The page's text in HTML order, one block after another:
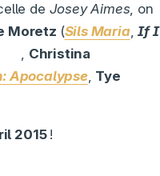
de Josey Aimes, on
Moretz (Sils Maria,If I
, Christina
Apocalypse, Tye
2015 !